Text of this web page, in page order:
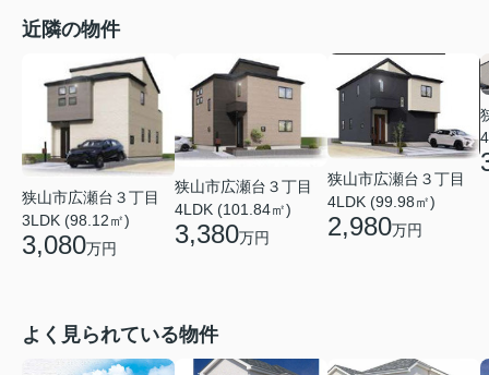
近隣の物件
狭山市広瀬台３丁目
3LDK (98.12㎡)
3,080万円
狭山市広瀬台３丁目
4LDK (101.84㎡)
3,380万円
狭山市広瀬台３丁目
4LDK (99.98㎡)
2,980万円
よく見られている物件